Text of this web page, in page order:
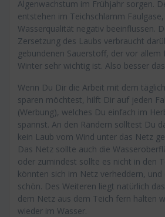
Algenwachstum im Frühjahr sorgen.
entstehen im Teichschlamm
Wasserqualität negativ beeinflussen.
Zersetzung des Laubs verbraucht
gebundenen Sauerstoff, der vor allem
Winter sehr wichtig ist. Also besser
Wenn Du Dir die Arbeit mit dem
sparen möchtest, hilft Dir auf jeden
(Werbung), welches Du einfach im
spannst. An den Rändern solltest Du
kein Laub vom Wind unter das Netz
Das Netz sollte auch die
oder zumindest sollte es nicht in den
könnten sich im Netz verheddern, und
schön. Des Weiteren liegt natürlich
dem Netz aus dem Teich fern halten
wieder im Wasser.